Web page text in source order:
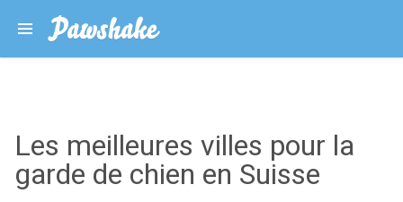
Les meilleures villes pour la
garde de chien en Suisse